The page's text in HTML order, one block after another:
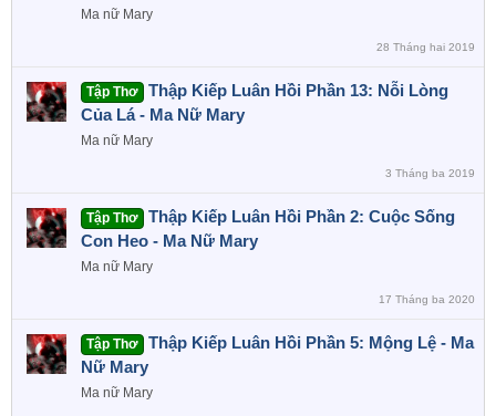
Ma nữ Mary
28 Tháng hai 2019
Tập Thơ
Thập Kiếp Luân Hồi Phần 13: Nỗi Lòng
Của Lá - Ma Nữ Mary
Ma nữ Mary
3 Tháng ba 2019
Tập Thơ
Thập Kiếp Luân Hồi Phần 2: Cuộc Sống
Con Heo - Ma Nữ Mary
Ma nữ Mary
17 Tháng ba 2020
Tập Thơ
Thập Kiếp Luân Hồi Phần 5: Mộng Lệ - Ma
Nữ Mary
Ma nữ Mary